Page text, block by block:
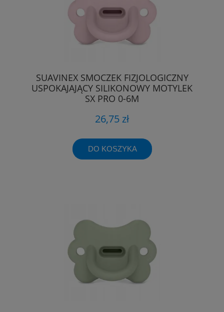
SUAVINEX SMOCZEK FIZJOLOGICZNY
USPOKAJAJĄCY SILIKONOWY MOTYLEK
SX PRO 0-6M
26,75 zł
DO KOSZYKA